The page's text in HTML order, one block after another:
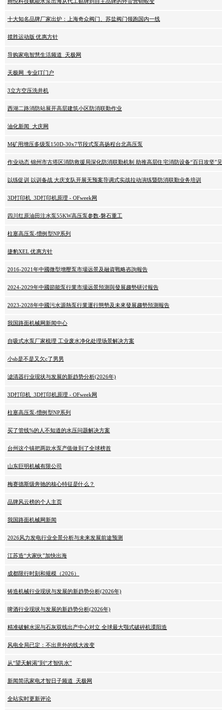
商悦科技赋能水泵出海从代工贴牌到自主品牌的外贸营销蜕变
十大知名品牌厂家出炉：上海奇众阀门、苏盐阀门领跑国内一线
揽胜运动版 优惠方针
导购家电智慧生活频道_天极网
天极网_专业IT门户
3立方空压洗井机
西湖二路消防站展开高层建筑小区防消联勤作业
油化新闻_大庆网
M矿用增压多级泵150D-30x7节段式泵高扬程台北高压泵
作业动态 锦州市古塔区消防救援局深化防消联勤机制 助推高层住宅消防设备“百日攻坚”
以练促训 以训备战 大庆支队开展无预案导调式实战拉动演练暨防消联勤业务培训
3D打印机_3D打印机原理 - OFweek网
四川红原油田注水泵55KW高压泵参数-磐石重工
柱塞高压泵-惯例型NP系列
捷豹XEL 优惠方针
2016-2021年中國微型增壓泵市場远景及融資戰略咨詢報告
2024-2029年中國節能泵行業市場远景預測與發展趨勢研讨報告
2023-2028年中國污水源熱泵行業運行態勢及未來發展趨勢預測報告
我国路面机械网新闻中心
自吸式水泵厂家梳理 工业废水净化处理场景解决方案
小sb是不是又欠c了男男
滤清器行业现状与发展的新趋势分析(2026年)
3D打印机_3D打印机原理 - OFweek网
柱塞高压泵-惯例型NP系列
买了管线%的人不知道的水压问题解决方案
台州这个镇把两款水泵产值做到了全球榜首
山东巨明机械有限公司
梅赛德斯级奔驰的核心特征是什么？
品牌风云榜的个人主页
我国路面机械网新闻
2026风力发电行业全景分析与未来发展前途预测
江苏造“大家伙”加快出海
成都限行时刻和规模（2026）
铸造机械行业现状与发展的新趋势分析(2026年)
啤酒行业现状与发展的新趋势分析(2026年)
精准破解水泥与石灰双线出产中心对立 全球最大颚式破碎机溧阳造
风电全局已定：不出意外的线大改变
从“望天解渴”到“才智供水”
新闻简讯家电才智日子频道_天极网
全站实时更新评论